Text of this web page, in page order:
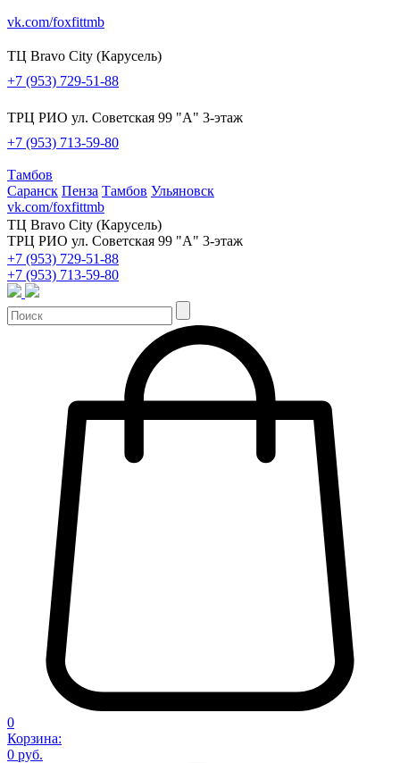
vk.com/foxfittmb
ТЦ Bravo City (Карусель)
+7 (953) 729-51-88
ТРЦ РИО ул. Советская 99 "А" 3-этаж
+7 (953) 713-59-80
Тамбов
Саранск Пенза Тамбов Ульяновск
vk.com/foxfittmb
ТЦ Bravo City (Карусель)
ТРЦ РИО ул. Советская 99 "А" 3-этаж
+7 (953) 729-51-88
+7 (953) 713-59-80
0
Корзина:
0 руб.